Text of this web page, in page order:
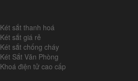
Két sắt thanh hoá
Két sắt giá rẻ
Két sắt chống cháy
Két Sắt Văn Phòng
Khoá điện tử cao cấp